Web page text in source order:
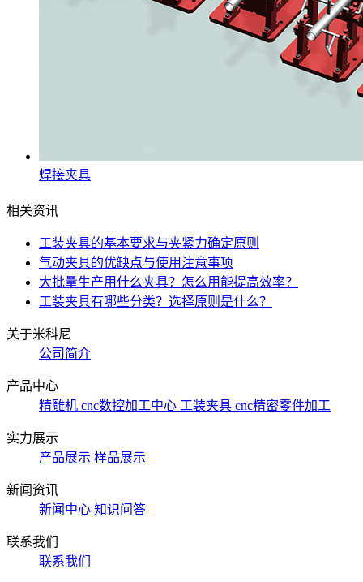
焊接夹具
相关资讯
工装夹具的基本要求与夹紧力确定原则
气动夹具的优缺点与使用注意事项
大批量生产用什么夹具？怎么用能提高效率？
工装夹具有哪些分类？选择原则是什么？
关于米科尼
公司简介
产品中心
精雕机 cnc数控加工中心 工装夹具 cnc精密零件加工
实力展示
产品展示 样品展示
新闻资讯
新闻中心 知识问答
联系我们
联系我们